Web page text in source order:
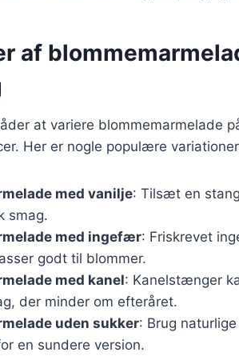
af
at variere blommemarmelade
Her er nogle populære
med vanilje: Tilsæt en
smag.
med ingefær: Friskrevet
godt til blommer.
med kanel: Kanelstænger
der minder om efteråret.
uden sukker: Brug
en sundere version.